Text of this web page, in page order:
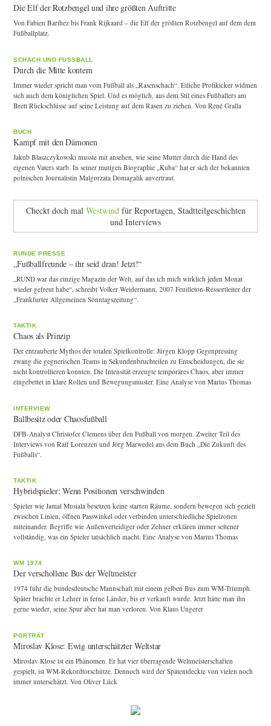
Die Elf der Rotzbengel und ihre größten Auftritte
Von Fabien Barthez bis Frank Rijkaard – die Elf der größten Rotzbengel auf dem dem
Fußballplatz.
SCHACH UND FUSSBALL
Durch die Mitte kontern
Immer wieder spricht man vom Fußball als „Rasenschach“. Etliche Profikicker widmen
sich auch dem königlichen Spiel. Und es möglich, aus dem Stil eines Fußballers am
Brett Rückschlüsse auf seine Leistung auf dem Rasen zu ziehen. Von René Gralla
BUCH
Kampf mit den Dämonen
Jakub Blaszczykowski musste mit ansehen, wie seine Mutter durch die Hand des
eigenen Vaters starb. In seiner mutigen Biographie „Kuba“ hat er sich der bekannten
polnischen Journalistin Malgorzata Domagalik anvertraut.
Checkt doch mal Westwindfür Reportagen, Stadtteilgeschichten
und Interviews
RUNDE PRESSE
„Fußballfreunde – ihr seid dran! Jetzt!“
„RUND war das einzige Magazin der Welt, auf das ich mich wirklich jeden Monat
wieder gefreut habe“, schreibt Volker Weidermann, 2007 Feuilleton-Ressortleiter der
„Frankfurter Allgemeinen Sonntagszeitung“.
TAKTIK
Chaos als Prinzip
Der entzauberte Mythos der totalen Spielkontrolle: Jürgen Klopp Gegenpressing
zwang die gegnerischen Teams in Sekundenbruchteilen zu Entscheidungen, die sie
nicht kontrollieren konnten. Die Intensität erzeugte temporäres Chaos, aber immer
eingebettet in klare Rollen und Bewegungsmuster. Eine Analyse von Marius Thomas
INTERVIEW
Ballbesitz oder Chaosfußball
DFB-Analyst Christofer Clemens über den Fußball von morgen. Zweiter Teil des
Interviews von Ralf Lorenzen und Jörg Marwedel aus dem Buch „Die Zukunft des
Fußballs“.
TAKTIK
Hybridspieler: Wenn Positionen verschwinden
Spieler wie Jamal Musiala besetzen keine starren Räume, sondern bewegen sich gezielt
zwischen Linien, öffnen Passwinkel oder verbinden unterschiedliche Spielzonen
miteinander. Begriffe wie Außenverteidiger oder Zehner erklären immer seltener
vollständig, was ein Spieler tatsächlich macht. Eine Analyse von Marius Thomas
WM 1974
Der verschollene Bus der Weltmeister
1974 fuhr die bundesdeutsche Mannschaft mit einem gelben Bus zum WM-Triumph.
Später brachte er Lehrer in ferne Länder, bis er verkauft wurde. Jetzt hätte man ihn
gerne wieder, seine Spur aber hat man verloren. Von Klaus Ungerer
PORTRÄT
Miroslav Klose: Ewig unterschätzter Weltstar
Miroslav Klose ist ein Phänomen. Er hat vier überragende Weltmeisterschaften
gespielt, ist WM-Rekordtorschütze. Dennoch wird der Spätentdeckte von vielen noch
immer unterschätzt. Von Oliver Lück